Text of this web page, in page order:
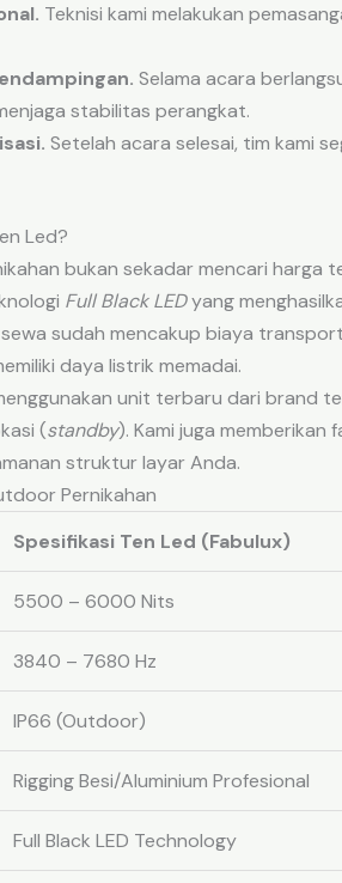
Teknisi kami melakukan
Selama acara
stabilitas perangkat.
Setelah acara selesai, tim kami
Led?
bukan sekadar mencari harga
Full Black LEDyang
sudah mencakup biaya
daya listrik memadai.
unit terbaru dari brand
(standby). Kami juga memberikan
struktur layar Anda.
Pernikahan
Spesifikasi Ten Led (Fabulux)
5500 – 6000 Nits
3840 – 7680 Hz
IP66 (Outdoor)
Rigging Besi/Aluminium Profesional
Full Black LED Technology